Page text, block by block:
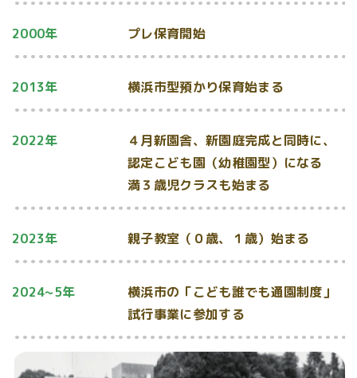
2000年 プレ保育開始
2013年 横浜市型預かり保育始まる
2022年
４月新園舎、新園庭完成と同時に、
認定こども園（幼稚園型）になる
満３歳児クラスも始まる
2023年 親子教室（０歳、１歳）始まる
2024~5年
横浜市の「こども誰でも通園制度」
試行事業に参加する